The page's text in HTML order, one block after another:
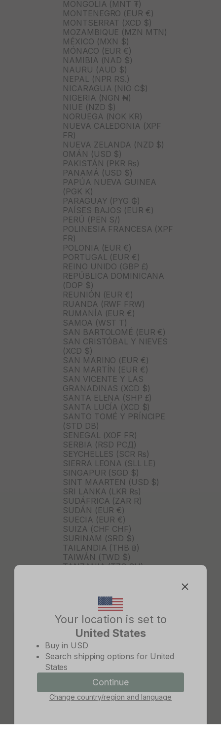
Your location is set to
United States
Buy in USD
Search shipping options for United
States
Continue
Change country/region and language
Change country/region
Continue
Cancel
MONGOLIA (MNT ₮)
MONTENEGRO (EUR €)
MONTSERRAT (XCD $)
MOZAMBIQUE (MZN MTN)
MÉXICO (MXN $)
MÓNACO (EUR €)
NAMIBIA (NAD $)
NAURU (AUD $)
NEPAL (NPR RS.)
NICARAGUA (NIO C$)
NIGERIA (NGN ₦)
NIUE (NZD $)
NORUEGA (NOK KR)
NUEVA CALEDONIA (XPF
FR)
NUEVA ZELANDA (NZD $)
OMÁN (USD $)
PAKISTÁN (PKR ₨)
PANAMÁ (USD $)
PAPÚA NUEVA GUINEA
(PGK K)
PARAGUAY (PYG ₲)
PAÍSES BAJOS (EUR €)
PERÚ (PEN S/)
POLINESIA FRANCESA (XPF
FR)
POLONIA (EUR €)
PORTUGAL (EUR €)
REINO UNIDO (GBP £)
REPÚBLICA DOMINICANA
(DOP $)
REUNIÓN (EUR €)
RUANDA (RWF FRW)
RUMANÍA (EUR €)
SAMOA (WST T)
SAN BARTOLOMÉ (EUR €)
SAN CRISTÓBAL Y NIEVES
(XCD $)
SAN MARINO (EUR €)
SAN MARTÍN (EUR €)
SAN VICENTE Y LAS
GRANADINAS (XCD $)
SANTA ELENA (SHP £)
SANTA LUCÍA (XCD $)
SANTO TOMÉ Y PRÍNCIPE
(STD DB)
SENEGAL (XOF FR)
SERBIA (RSD РСД)
SEYCHELLES (SCR ₨)
SIERRA LEONA (SLL LE)
SINGAPUR (SGD $)
SINT MAARTEN (USD $)
SRI LANKA (LKR ₨)
SUDÁFRICA (ZAR R)
SUDÁN (EUR €)
SUECIA (EUR €)
SUIZA (CHF CHF)
SURINAM (SRD $)
TAILANDIA (THB ฿)
TAIWÁN (TWD $)
TANZANIA (TZS SH)
TONGA (TOP T$)
TRINIDAD Y TOBAGO (TTD
TURKMENISTÁN (USD $)
TURQUÍA (TRY ₺)
TUVALU (AUD $)
TÚNEZ (USD $)
UGANDA (UGX USH)
URUGUAY (UYU $U)
UZBEKISTÁN (UZS SO'M)
VANUATU (VUV VT)
VENEZUELA (USD $)
YIBUTI (DJF FDJ)